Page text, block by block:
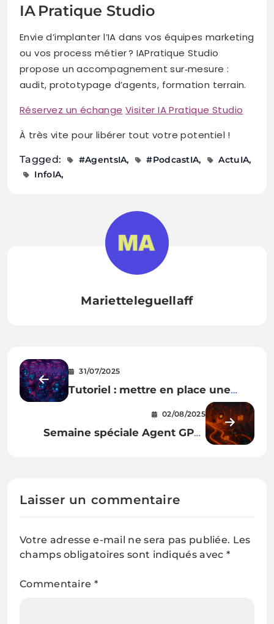
IA Pratique Studio
Envie d’implanter l’IA dans vos équipes marketing
ou vos process métier ? IAPratique Studio
propose un accompagnement sur‑mesure :
audit, prototypage d’agents, formation terrain.
Réservez un échange Visiter IA Pratique Studio
À très vite pour libérer tout votre potentiel !
Tagged: #AgentsIA #PodcastIA
ActuIA
InfoIA
Marietteleguellaff
31/07/2025
Tutoriel : mettre en place une
veille quotidienne avec un agent
ChatGPT et l’envoyer par e‑mail 📩
02/08/2025
Semaine spéciale Agent GPT :
Laisser un commentaire
Votre adresse e-mail ne sera pas publiée. Les
champs obligatoires sont indiqués avec *
Commentaire *